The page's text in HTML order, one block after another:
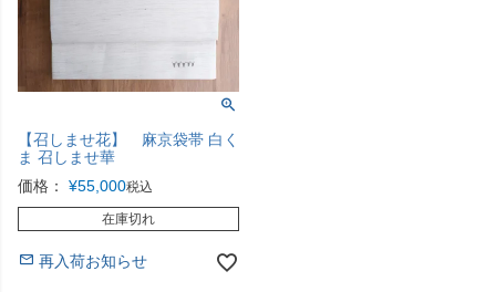
【召しませ花】 麻京袋帯 白く
ま 召しませ華
価格：
¥55,000税込
在庫切れ
再入荷お知らせ